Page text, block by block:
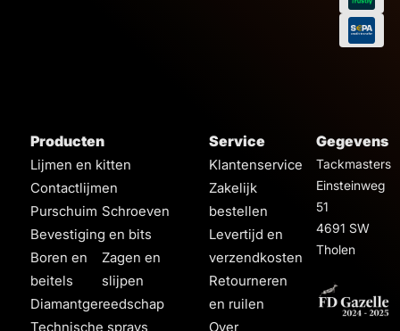
Producten
Lijmen en kitten
Contactlijmen
Purschuim Schroeven
Bevestiging en bits
Boren en
beitels
Zagen en
slijpen
Diamantgereedschap
Technische sprays
Service
Klantenservice
Zakelijk
bestellen
Levertijd en
verzendkosten
Retourneren
en ruilen
Over
Gegevens
Tackmasters
Einsteinweg
51
4691 SW
Tholen